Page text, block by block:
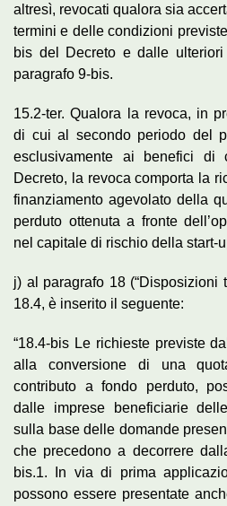
altresì, revocati qualora sia
termini e delle condizioni
bis del Decreto e dalle ulteriori
paragrafo 9-bis.
15.2-ter. Qualora la revoca, in
di cui al secondo periodo del
esclusivamente ai benefici di
Decreto, la revoca comporta la
finanziamento agevolato della
perduto ottenuta a fronte
nel capitale di rischio della start-
j) al paragrafo 18 (“Disposizioni
18.4, è inserito il seguente:
“18.4-bis Le richieste previste
alla conversione di una
contributo a fondo perduto,
dalle imprese beneficiarie
sulla base delle domande
che precedono a decorrere
bis.1. In via di prima
possono essere presentate